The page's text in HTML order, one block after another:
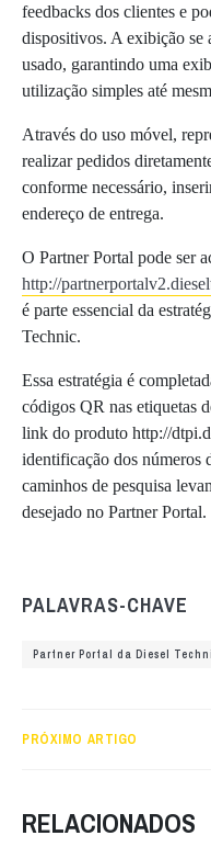
feedbacks dos clientes e
dispositivos. A exibição se
usado, garantindo uma
utilização simples até
Através do uso móvel,
realizar pedidos
conforme necessário,
endereço de entrega.
O Partner Portal pode ser
http://
é parte essencial da
Technic.
Essa estratégia é
códigos QR nas etiquetas
link do produto http://
identificação dos números
caminhos de pesquisa
desejado no Partner Portal.
PALAVRAS-CHAVE
Partner Portal da Diesel
PRÓXIMO ARTIGO
RELACIONADOS